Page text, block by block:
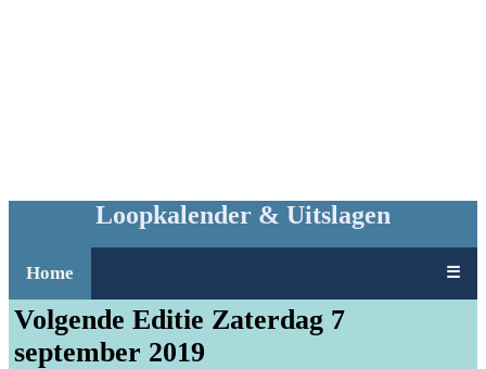
Loopkalender & Uitslagen
Home ☰
Volgende Editie Zaterdag 7
september 2019